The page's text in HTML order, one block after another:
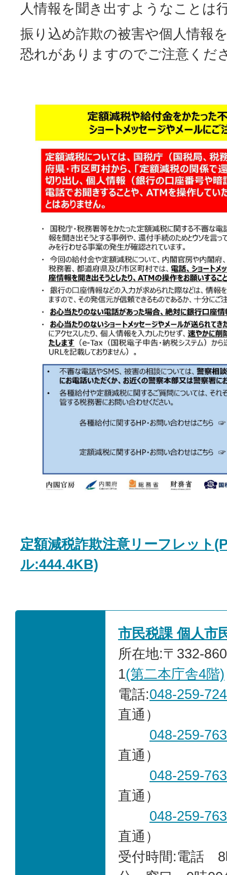
人情報を聞き出すようなことは
振り込め詐欺の被害や個人情報
恐れがありますのでご注意くだ
定額減税詐欺注意リーフレット
ル:444.4KB)
市民税課 個人市
所在地:〒332-
1(第二本庁舎4階)
電話:048-259-
直通）
048-259-
直通）
048-259-
直通）
048-259-
直通）
受付時間:電話 8